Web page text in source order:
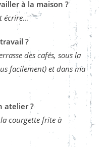
à la maison ?
écrire…
?
des cafés, sous la
facilement) et dans ma
atelier ?
courgette frite à